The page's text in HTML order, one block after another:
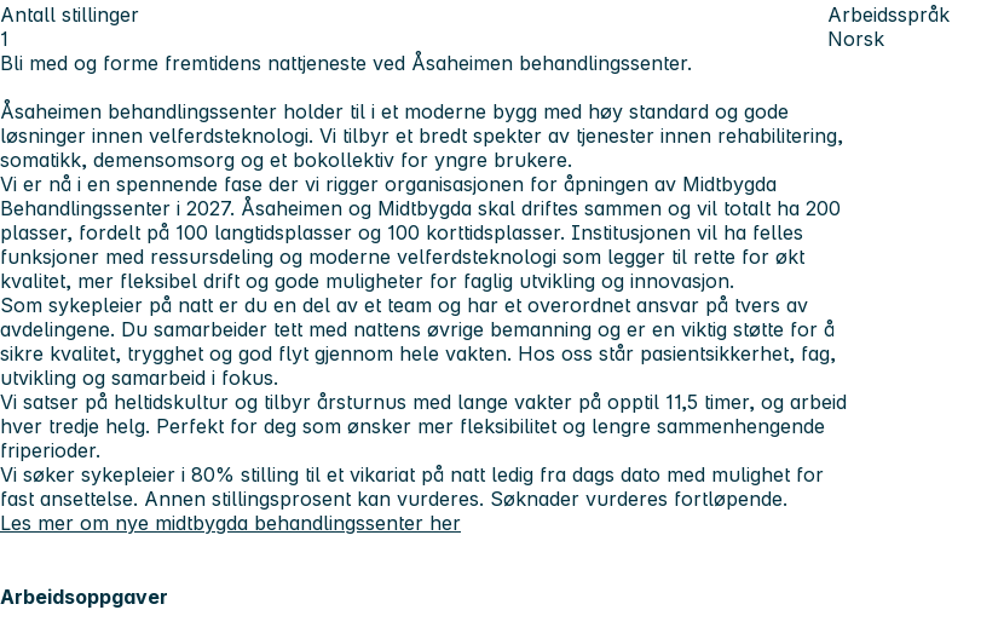
Antall stillinger
1
Arbeidsspråk
Norsk
Bli med og forme fremtidens nattjeneste ved Åsaheimen behandlingssenter.
Åsaheimen behandlingssenter holder til i et moderne bygg med høy standard og gode
løsninger innen velferdsteknologi. Vi tilbyr et bredt spekter av tjenester innen rehabilitering,
somatikk, demensomsorg og et bokollektiv for yngre brukere.
Vi er nå i en spennende fase der vi rigger organisasjonen for åpningen av Midtbygda
Behandlingssenter i 2027. Åsaheimen og Midtbygda skal driftes sammen og vil totalt ha 200
plasser, fordelt på 100 langtidsplasser og 100 korttidsplasser. Institusjonen vil ha felles
funksjoner med ressursdeling og moderne velferdsteknologi som legger til rette for økt
kvalitet, mer fleksibel drift og gode muligheter for faglig utvikling og innovasjon.
Som sykepleier på natt er du en del av et team og har et overordnet ansvar på tvers av
avdelingene. Du samarbeider tett med nattens øvrige bemanning og er en viktig støtte for å
sikre kvalitet, trygghet og god flyt gjennom hele vakten. Hos oss står pasientsikkerhet, fag,
utvikling og samarbeid i fokus.
Vi satser på heltidskultur og tilbyr årsturnus med lange vakter på opptil 11,5 timer, og arbeid
hver tredje helg. Perfekt for deg som ønsker mer fleksibilitet og lengre sammenhengende
friperioder.
Vi søker sykepleier i 80% stilling til et vikariat på natt ledig fra dags dato med mulighet for
fast ansettelse. Annen stillingsprosent kan vurderes. Søknader vurderes fortløpende.
Les mer om nye midtbygda behandlingssenter her
Arbeidsoppgaver